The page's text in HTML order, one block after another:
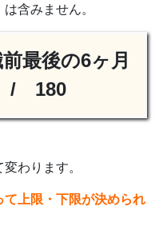
含みません。
最後の6ヶ月
/ 180
わります。
上限・下限が決められ